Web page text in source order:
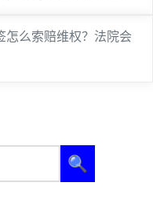
怎么索赔维权？法院会
🔍